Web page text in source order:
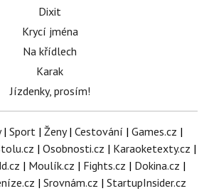
Dixit
Krycí jména
Na křídlech
Karak
Jízdenky, prosím!
| Sport | Ženy| Cestování | Games.cz |
| Osobnosti.cz | Karaoketexty.cz |
| Moulík.cz | Fights.cz | Dokina.cz |
| Srovnám.cz | StartupInsider.cz